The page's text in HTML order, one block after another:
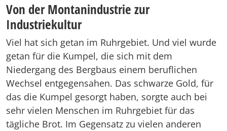
Von der Montanindustrie zur
Industriekultur
Viel hat sich getan im Ruhrgebiet. Und viel wurde
getan für die Kumpel, die sich mit dem
Niedergang des Bergbaus einem beruflichen
Wechsel entgegensahen. Das schwarze Gold, für
das die Kumpel gesorgt haben, sorgte auch bei
sehr vielen Menschen im Ruhrgebiet für das
tägliche Brot. Im Gegensatz zu vielen anderen